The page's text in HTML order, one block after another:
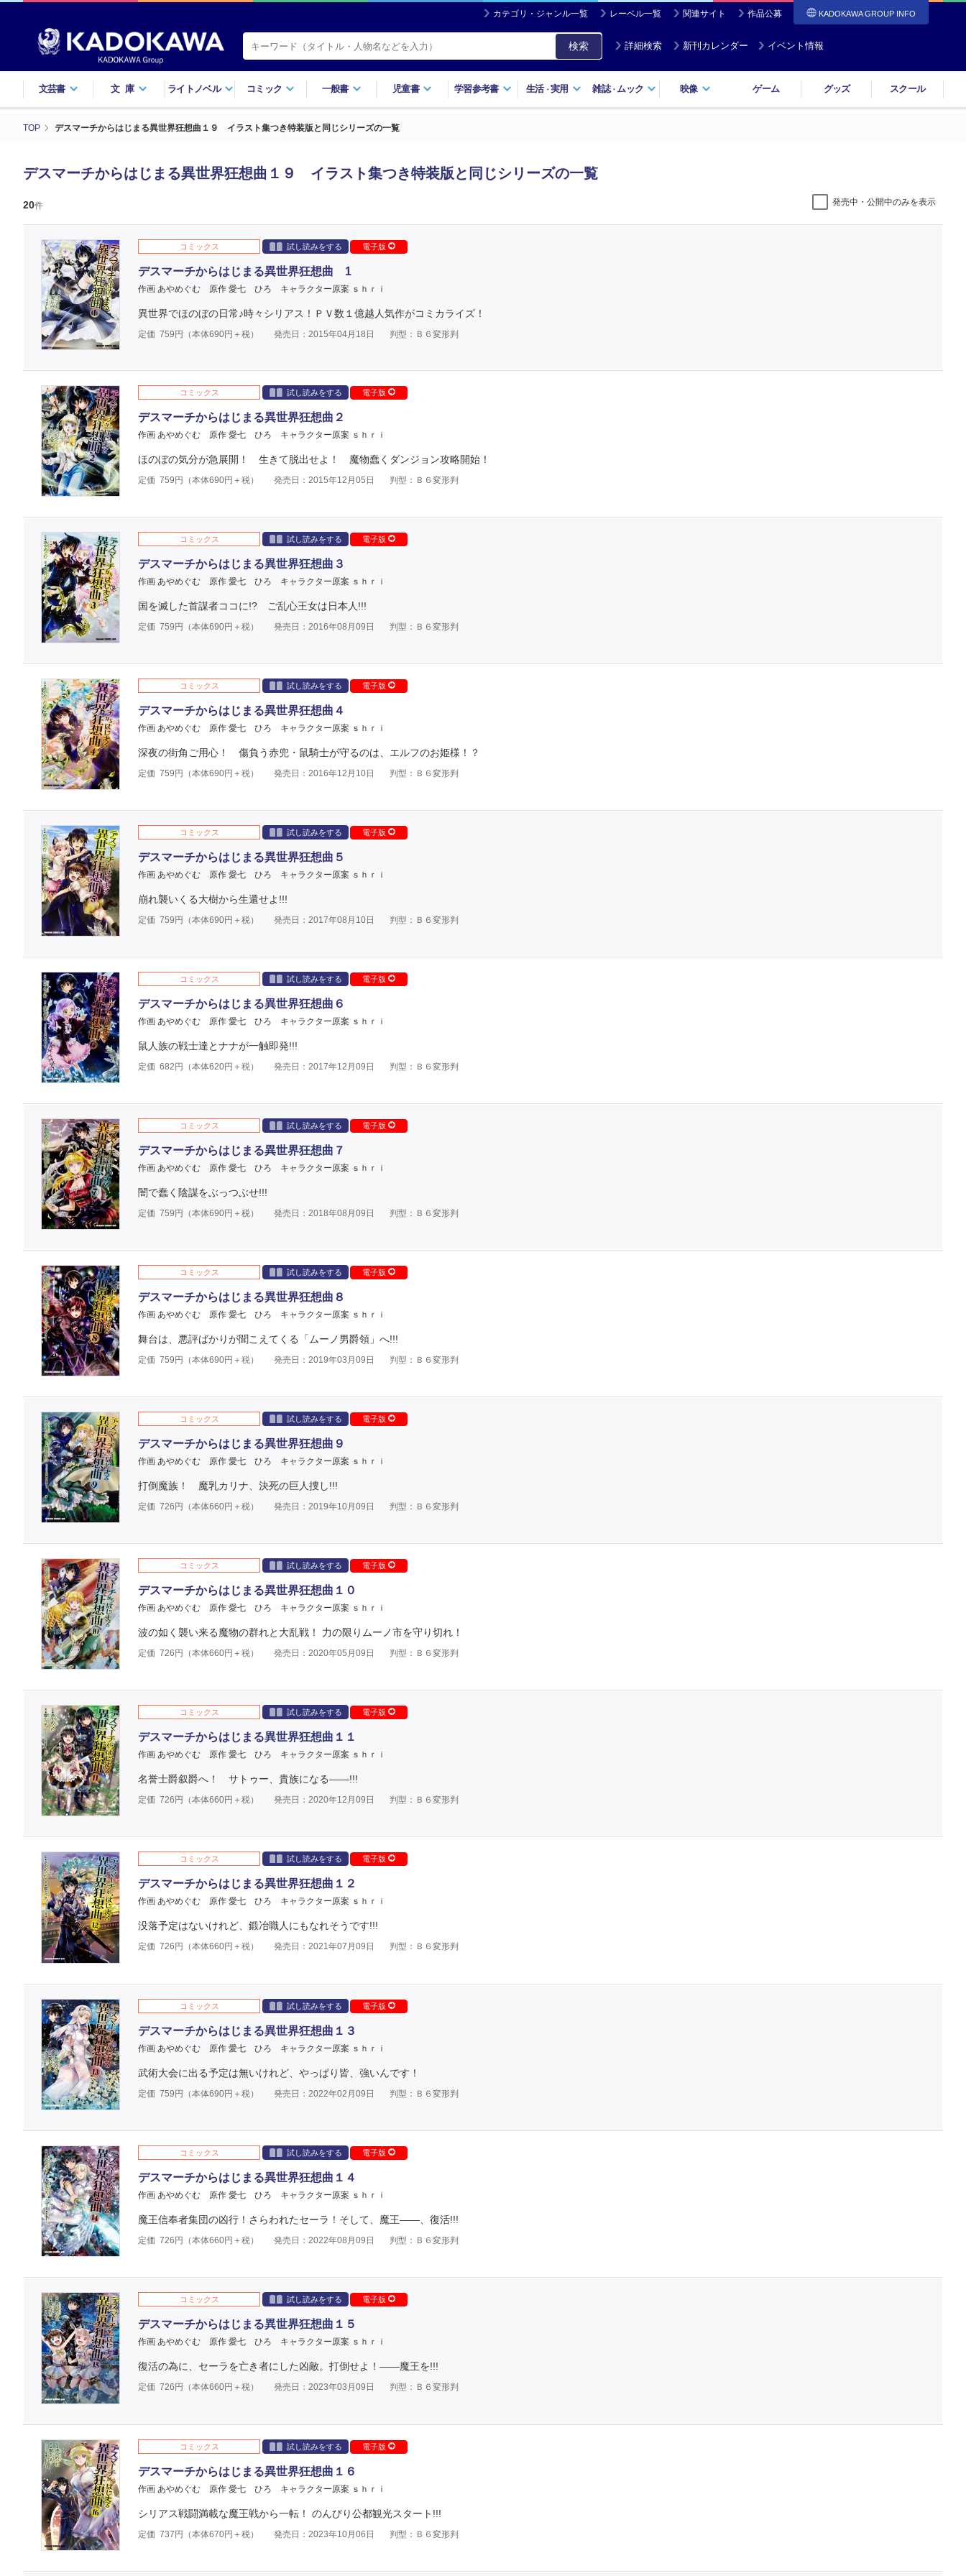
カテゴリ・ジャンル一覧 レーベル一覧 関連サイト 作品公募 KADOKAWA GROUP INFO
検索 詳細検索 新刊カレンダー イベント情報
文芸書 文庫 ライトノベル コミック 一般書 児童書 学習参考書 生活・実用 雑誌・ ムック 映像 ゲーム グッズ スクール
TOP デスマーチからはじまる異世界狂想曲１９ イラスト集つき特装版と同じシリーズの一覧
デスマーチからはじまる異世界狂想曲１９ イラスト集つき特装版と同じシリーズの一覧
20件 発売中・公開中のみを表示
コミックス 試し読みをする 電子版
デスマーチからはじまる異世界狂想曲 1
作画 あやめぐむ 原作 愛七 ひろ キャラクター原案 ｓｈｒｉ
異世界でほのぼの日常♪時々シリアス！ＰＶ数１億越人気作がコミカライズ！
定価 759 円（本体690円＋税） 発売日：2015年04月18日 判型：Ｂ６変形判
コミックス 試し読みをする 電子版
デスマーチからはじまる異世界狂想曲２
作画 あやめぐむ 原作 愛七 ひろ キャラクター原案 ｓｈｒｉ
ほのぼの気分が急展開！ 生きて脱出せよ！ 魔物蠢くダンジョン攻略開始！
定価 759 円（本体690円＋税） 発売日：2015年12月05日 判型：Ｂ６変形判
コミックス 試し読みをする 電子版
デスマーチからはじまる異世界狂想曲３
作画 あやめぐむ 原作 愛七 ひろ キャラクター原案 ｓｈｒｉ
国を滅した首謀者ココに!? ご乱心王女は日本人!!!
定価 759 円（本体690円＋税） 発売日：2016年08月09日 判型：Ｂ６変形判
コミックス 試し読みをする 電子版
デスマーチからはじまる異世界狂想曲４
作画 あやめぐむ 原作 愛七 ひろ キャラクター原案 ｓｈｒｉ
深夜の街角ご用心！ 傷負う赤兜・鼠騎士が守るのは、エルフのお姫様！？
定価 759 円（本体690円＋税） 発売日：2016年12月10日 判型：Ｂ６変形判
コミックス 試し読みをする 電子版
デスマーチからはじまる異世界狂想曲５
作画 あやめぐむ 原作 愛七 ひろ キャラクター原案 ｓｈｒｉ
崩れ襲いくる大樹から生還せよ!!!
定価 759 円（本体690円＋税） 発売日：2017年08月10日 判型：Ｂ６変形判
コミックス 試し読みをする 電子版
デスマーチからはじまる異世界狂想曲６
作画 あやめぐむ 原作 愛七 ひろ キャラクター原案 ｓｈｒｉ
鼠人族の戦士達とナナが一触即発!!!
定価 682 円（本体620円＋税） 発売日：2017年12月09日 判型：Ｂ６変形判
コミックス 試し読みをする 電子版
デスマーチからはじまる異世界狂想曲７
作画 あやめぐむ 原作 愛七 ひろ キャラクター原案 ｓｈｒｉ
闇で蠢く陰謀をぶっつぶせ!!!
定価 759 円（本体690円＋税） 発売日：2018年08月09日 判型：Ｂ６変形判
コミックス 試し読みをする 電子版
デスマーチからはじまる異世界狂想曲８
作画 あやめぐむ 原作 愛七 ひろ キャラクター原案 ｓｈｒｉ
舞台は、悪評ばかりが聞こえてくる「ムーノ男爵領」へ!!!
定価 759 円（本体690円＋税） 発売日：2019年03月09日 判型：Ｂ６変形判
コミックス 試し読みをする 電子版
デスマーチからはじまる異世界狂想曲９
作画 あやめぐむ 原作 愛七 ひろ キャラクター原案 ｓｈｒｉ
打倒魔族！ 魔乳カリナ、決死の巨人捜し!!!
定価 726 円（本体660円＋税） 発売日：2019年10月09日 判型：Ｂ６変形判
コミックス 試し読みをする 電子版
デスマーチからはじまる異世界狂想曲１０
作画 あやめぐむ 原作 愛七 ひろ キャラクター原案 ｓｈｒｉ
波の如く襲い来る魔物の群れと大乱戦！ 力の限りムーノ市を守り切れ！
定価 726 円（本体660円＋税） 発売日：2020年05月09日 判型：Ｂ６変形判
コミックス 試し読みをする 電子版
デスマーチからはじまる異世界狂想曲１１
作画 あやめぐむ 原作 愛七 ひろ キャラクター原案 ｓｈｒｉ
名誉士爵叙爵へ！ サトゥー、貴族になる――!!!
定価 726 円（本体660円＋税） 発売日：2020年12月09日 判型：Ｂ６変形判
コミックス 試し読みをする 電子版
デスマーチからはじまる異世界狂想曲１２
作画 あやめぐむ 原作 愛七 ひろ キャラクター原案 ｓｈｒｉ
没落予定はないけれど、鍛冶職人にもなれそうです!!!
定価 726 円（本体660円＋税） 発売日：2021年07月09日 判型：Ｂ６変形判
コミックス 試し読みをする 電子版
デスマーチからはじまる異世界狂想曲１３
作画 あやめぐむ 原作 愛七 ひろ キャラクター原案 ｓｈｒｉ
武術大会に出る予定は無いけれど、やっぱり皆、強いんです！
定価 759 円（本体690円＋税） 発売日：2022年02月09日 判型：Ｂ６変形判
コミックス 試し読みをする 電子版
デスマーチからはじまる異世界狂想曲１４
作画 あやめぐむ 原作 愛七 ひろ キャラクター原案 ｓｈｒｉ
魔王信奉者集団の凶行！さらわれたセーラ！そして、魔王――、復活!!!
定価 726 円（本体660円＋税） 発売日：2022年08月09日 判型：Ｂ６変形判
コミックス 試し読みをする 電子版
デスマーチからはじまる異世界狂想曲１５
作画 あやめぐむ 原作 愛七 ひろ キャラクター原案 ｓｈｒｉ
復活の為に、セーラを亡き者にした凶敵。打倒せよ！――魔王を!!!
定価 726 円（本体660円＋税） 発売日：2023年03月09日 判型：Ｂ６変形判
コミックス 試し読みをする 電子版
デスマーチからはじまる異世界狂想曲１６
作画 あやめぐむ 原作 愛七 ひろ キャラクター原案 ｓｈｒｉ
シリアス戦闘満載な魔王戦から一転！ のんびり公都観光スタート!!!
定価 737 円（本体670円＋税） 発売日：2023年10月06日 判型：Ｂ６変形判